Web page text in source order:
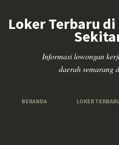
Loker Terbaru
Informasi lowongan
daerah semarang
BERANDA LOKER